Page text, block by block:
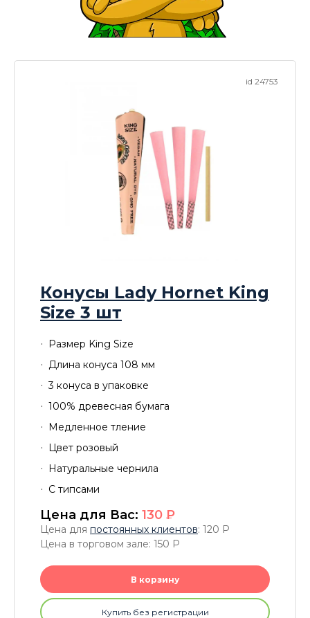
id 24753
Конусы Lady Hornet King
Size 3 шт
Размер King Size
Длина конуса 108 мм
3 конуса в упаковке
100% древесная бумага
Медленное тление
Цвет розовый
Натуральные чернила
С типсами
Цена для Вас: 130 P
Цена для постоянных клиентов: 120 P
Цена в торговом зале: 150 P
В корзину
Купить без регистрации